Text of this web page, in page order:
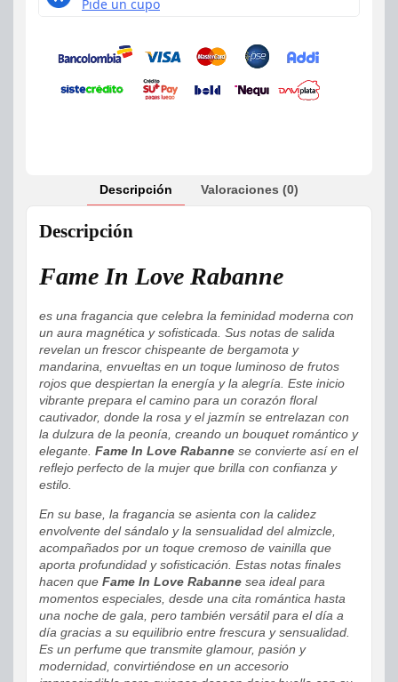
Descripción Valoraciones (0)
Descripción
Fame In Love Rabanne
es una fragancia que celebra la feminidad moderna con
un aura magnética y sofisticada. Sus notas de salida
revelan un frescor chispeante de bergamota y
mandarina, envueltas en un toque luminoso de frutos
rojos que despiertan la energía y la alegría. Este inicio
vibrante prepara el camino para un corazón floral
cautivador, donde la rosa y el jazmín se entrelazan con
la dulzura de la peonía, creando un bouquet romántico y
elegante. Fame In Love Rabanne se convierte así en el
reflejo perfecto de la mujer que brilla con confianza y
estilo.
En su base, la fragancia se asienta con la calidez
envolvente del sándalo y la sensualidad del almizcle,
acompañados por un toque cremoso de vainilla que
aporta profundidad y sofisticación. Estas notas finales
hacen que Fame In Love Rabanne sea ideal para
momentos especiales, desde una cita romántica hasta
una noche de gala, pero también versátil para el día a
día gracias a su equilibrio entre frescura y sensualidad.
Es un perfume que transmite glamour, pasión y
modernidad, convirtiéndose en un accesorio